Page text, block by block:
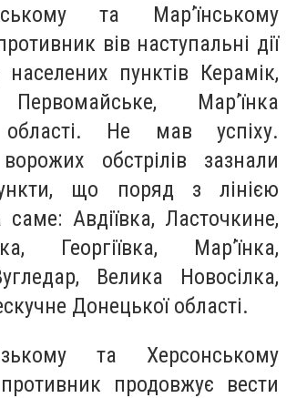
та Мар’їнському
вів наступальні дії
пунктів Керамік,
Мар’їнка
області. Не мав успіху.
обстрілів зазнали
що поряд з лінією
саме: Авдіївка, Ласточкине,
Георгіївка, Мар’їнка,
Велика Новосілка,
Донецької області.
та Херсонському
продовжує вести